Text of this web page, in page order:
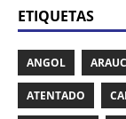
ETIQUETAS
ANGOL
ATENTADO